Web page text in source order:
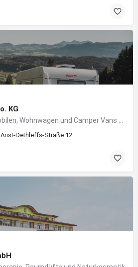
KG
Arist-Dethleffs-Straße 12